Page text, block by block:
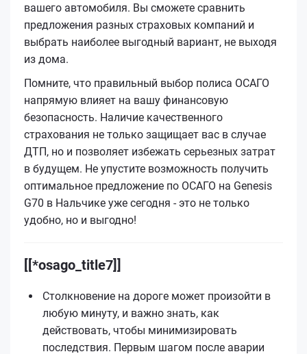
вашего автомобиля. Вы сможете сравнить
предложения разных страховых компаний и
выбрать наиболее выгодный вариант, не выходя
из дома.
Помните, что правильный выбор полиса ОСАГО
напрямую влияет на вашу финансовую
безопасность. Наличие качественного
страхования не только защищает вас в случае
ДТП, но и позволяет избежать серьезных затрат
в будущем. Не упустите возможность получить
оптимальное предложение по ОСАГО на Genesis
G70 в Нальчике уже сегодня - это не только
удобно, но и выгодно!
[[*osago_title7]]
Столкновение на дороге может произойти в
любую минуту, и важно знать, как
действовать, чтобы минимизировать
последствия. Первым шагом после аварии